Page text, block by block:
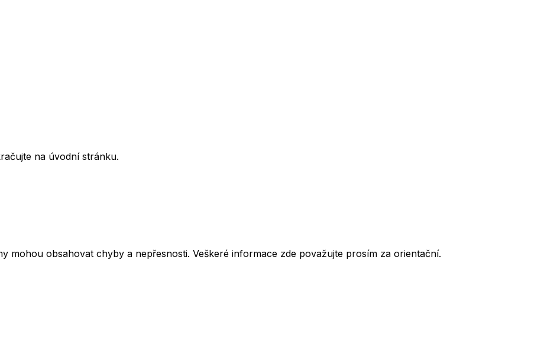
na úvodní stránku.
mohou obsahovat chyby a nepřesnosti. Veškeré informace zde považujte prosím za orientační.